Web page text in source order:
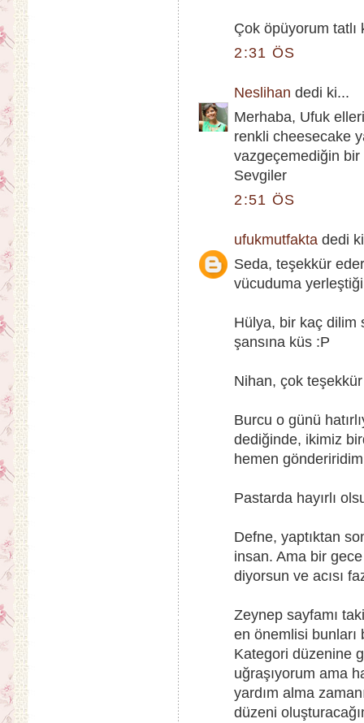
Çok öpüyorum tatlı
2:31 ÖS
Neslihan dedi ki...
Merhaba, Ufuk
renkli cheesecake
vazgeçemediğin bir
Sevgiler
2:51 ÖS
ufukmutfakta dedi
Seda, teşekkür
vücuduma
Hülya, bir kaç dilim
şansına küs :P
Nihan, çok
Burcu o günü
dediğinde, ikimiz
hemen
Pastarda hayırlı
Defne, yaptıktan
insan. Ama bir
diyorsun ve acısı
Zeynep sayfamı
en önemlisi bunları
Kategori düzenine
uğraşıyorum ama
yardım alma
düzeni